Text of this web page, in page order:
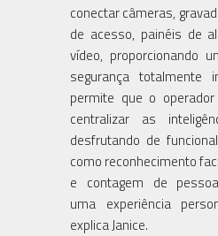
conectar câmeras,
de acesso, painéis de
vídeo, proporcionando
segurança totalmente
permite que o
centralizar as
desfrutando de
como reconhecimento
e contagem de
uma experiência
explica Janice.